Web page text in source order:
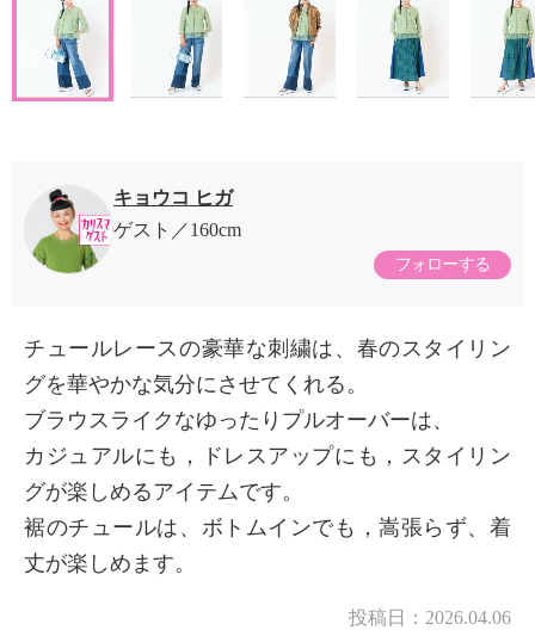
キョウコ ヒガ
ゲスト
160cm
フォローする
チュールレースの豪華な刺繍は、春のスタイリン
グを華やかな気分にさせてくれる。
ブラウスライクなゆったりプルオーバーは、
カジュアルにも，ドレスアップにも，スタイリン
グが楽しめるアイテムです。
裾のチュールは、ボトムインでも，嵩張らず、着
丈が楽しめます。
投稿日： 2026.04.06